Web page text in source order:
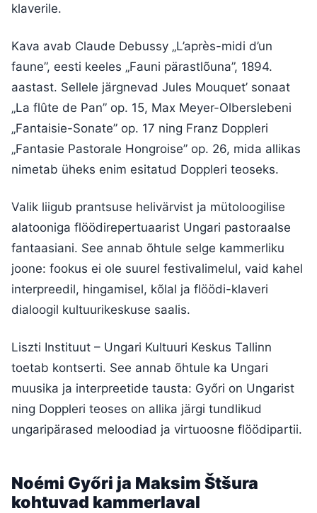
klaverile.
Kava avab Claude Debussy „L’après-midi d’un
faune”, eesti keeles „Fauni pärastlõuna”, 1894.
aastast. Sellele järgnevad Jules Mouquet’ sonaat
„La flûte de Pan” op. 15, Max Meyer-Olberslebeni
„Fantaisie-Sonate” op. 17 ning Franz Doppleri
„Fantasie Pastorale Hongroise” op. 26, mida allikas
nimetab üheks enim esitatud Doppleri teoseks.
Valik liigub prantsuse helivärvist ja mütoloogilise
alatooniga flöödirepertuaarist Ungari pastoraalse
fantaasiani. See annab õhtule selge kammerliku
joone: fookus ei ole suurel festivalimelul, vaid kahel
interpreedil, hingamisel, kõlal ja flöödi-klaveri
dialoogil kultuurikeskuse saalis.
Liszti Instituut – Ungari Kultuuri Keskus Tallinn
toetab kontserti. See annab õhtule ka Ungari
muusika ja interpreetide tausta: Győri on Ungarist
ning Doppleri teoses on allika järgi tundlikud
ungaripärased meloodiad ja virtuoosne flöödipartii.
Noémi Győri ja Maksim Štšura
kohtuvad kammerlaval